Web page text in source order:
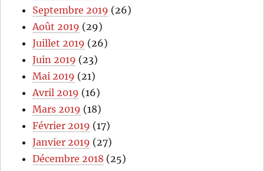
Septembre 2019 (26)
Août 2019 (29)
Juillet 2019 (26)
Juin 2019 (23)
Mai 2019 (21)
Avril 2019 (16)
Mars 2019 (18)
Février 2019 (17)
Janvier 2019 (27)
Décembre 2018 (25)